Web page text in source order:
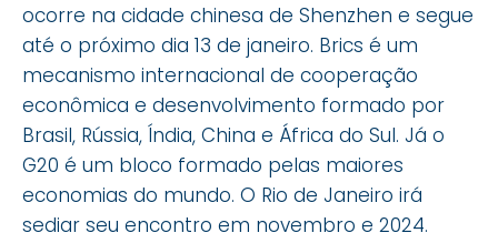
ocorre na cidade chinesa de Shenzhen e segue
até o próximo dia 13 de janeiro. Brics é um
mecanismo internacional de cooperação
econômica e desenvolvimento formado por
Brasil, Rússia, Índia, China e África do Sul. Já o
G20 é um bloco formado pelas maiores
economias do mundo. O Rio de Janeiro irá
sediar seu encontro em novembro e 2024.